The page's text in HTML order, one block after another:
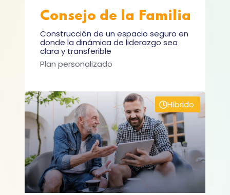
Consejo de la Familia
Construcción de un espacio seguro en
donde la dinámica de liderazgo sea
clara y transferible
Plan personalizado
Híbrido